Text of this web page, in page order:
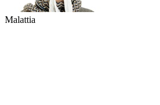
Malattia